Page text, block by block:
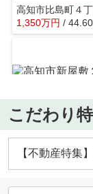
ローソン 高知一
高知銀行 東久万
約1257m／16分
高知市比島町４丁
1,350万円 /
高知市新屋敷２
こだわり
【不動産特集